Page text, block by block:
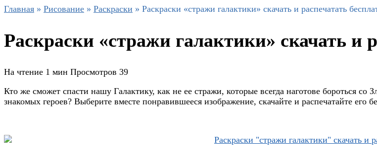
Главная » Рисование » Раскраски » Раскраски «стражи галактики» скачать и распечатать
Раскраски «стражи галактики» скачать и
На чтение 1 мин Просмотров 39
Кто же сможет спасти нашу Галактику, как не ее стражи, которые всегда наготове бороться
знакомых героев? Выберите вместе понравившееся изображение, скачайте и распечатайте его